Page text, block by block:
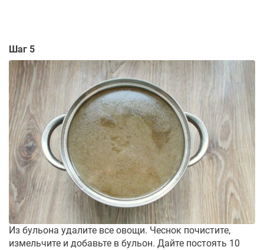
Шаг 5
Из бульона удалите все овощи. Чеснок почистите,
измельчите и добавьте в бульон. Дайте постоять 10